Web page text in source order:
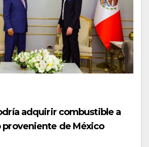
adquirir combustible a
de México